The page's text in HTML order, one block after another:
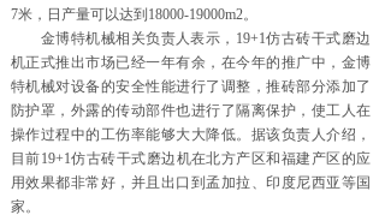
7米，日产量可以达到18000-19000m2。
金博特机械相关负责人表示，19+1仿古砖干式磨边
机正式推出市场已经一年有余，在今年的推广中，金博
特机械对设备的安全性能进行了调整，推砖部分添加了
防护罩，外露的传动部件也进行了隔离保护，使工人在
操作过程中的工伤率能够大大降低。据该负责人介绍，
目前19+1仿古砖干式磨边机在北方产区和福建产区的应
用效果都非常好，并且出口到孟加拉、印度尼西亚等国
家。